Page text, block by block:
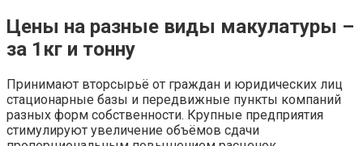
Цены на разные виды макулатуры –
за 1кг и тонну
Принимают вторсырьё от граждан и юридических лиц
стационарные базы и передвижные пункты компаний
разных форм собственности. Крупные предприятия
стимулируют увеличение объёмов сдачи